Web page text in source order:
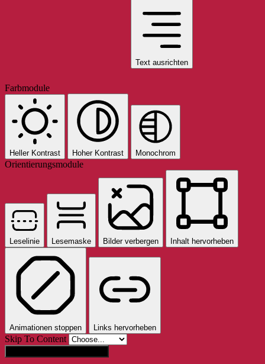
Text ausrichten
Farbmodule
Heller Kontrast Hoher Kontrast Monochrom
Orientierungsmodule
Leselinie Lesemaske Bilder verbergen Inhalt hervorheben
Animationen stoppen Links hervorheben
Skip To Content